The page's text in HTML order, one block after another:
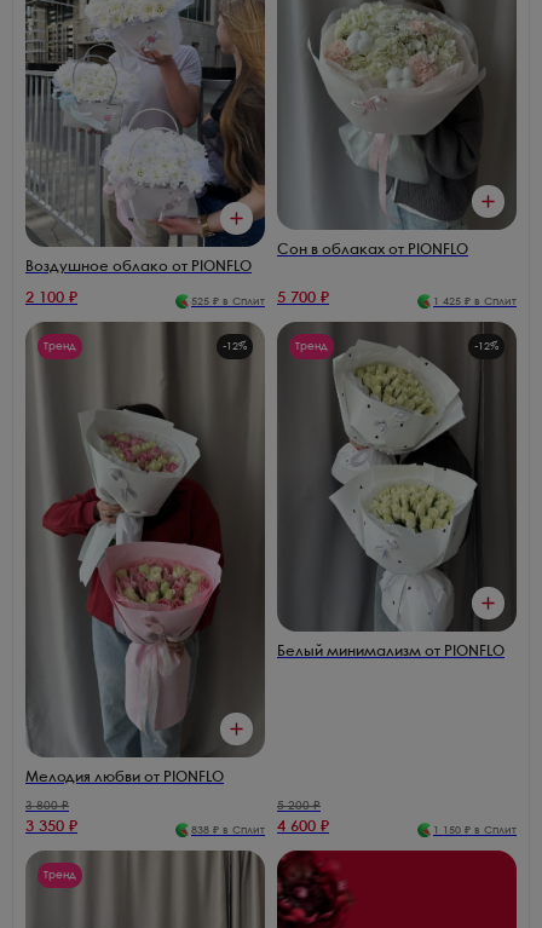
Воздушное облако от PIONFLO
2 100 ₽ 525 ₽ в Сплит
Сон в облаках от PIONFLO
5 700 ₽ 1 425 ₽ в Сплит
Тренд -12%
Мелодия любви от PIONFLO
3 800₽
3 350 ₽ 838 ₽ в Сплит
Тренд -12%
Белый минимализм от PIONFLO
5 200₽
4 600 ₽ 1 150 ₽ в Сплит
Тренд